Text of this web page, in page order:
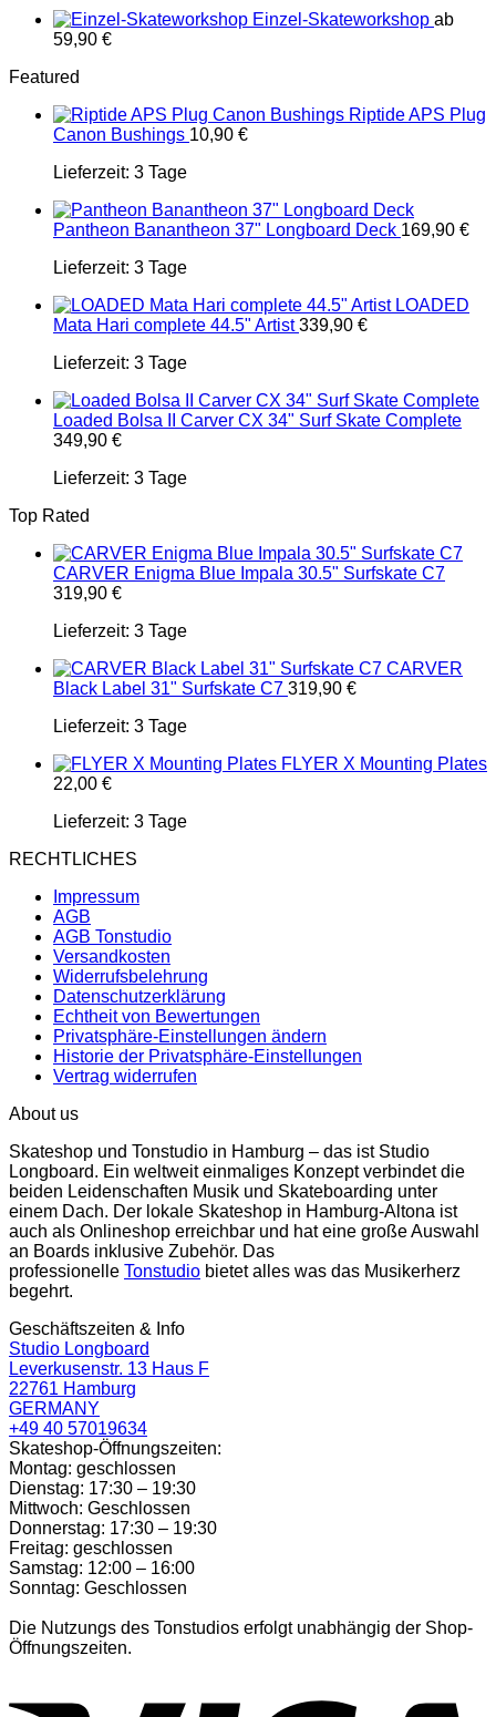
Einzel-Skateworkshop ab
59,90 €
Featured
Riptide APS Plug
Canon Bushings 10,90 €
Lieferzeit: 3 Tage
Pantheon Banantheon 37" Longboard Deck 169,90 €
Lieferzeit: 3 Tage
LOADED
Mata Hari complete 44.5" Artist 339,90 €
Lieferzeit: 3 Tage
Loaded Bolsa II Carver CX 34" Surf Skate Complete
349,90 €
Lieferzeit: 3 Tage
Top Rated
CARVER Enigma Blue Impala 30.5" Surfskate C7
319,90 €
Lieferzeit: 3 Tage
CARVER
Black Label 31" Surfskate C7 319,90 €
Lieferzeit: 3 Tage
FLYER X Mounting Plates
22,00 €
Lieferzeit: 3 Tage
RECHTLICHES
Impressum
AGB
AGB Tonstudio
Versandkosten
Widerrufsbelehrung
Datenschutzerklärung
Echtheit von Bewertungen
Privatsphäre-Einstellungen ändern
Historie der Privatsphäre-Einstellungen
Vertrag widerrufen
About us
Skateshop und Tonstudio in Hamburg – das ist Studio
Longboard. Ein weltweit einmaliges Konzept verbindet die
beiden Leidenschaften Musik und Skateboarding unter
einem Dach. Der lokale Skateshop in Hamburg-Altona ist
auch als Onlineshop erreichbar und hat eine große Auswahl
an Boards inklusive Zubehör. Das
professionelle Tonstudio bietet alles was das Musikerherz
begehrt.
Geschäftszeiten & Info
Studio Longboard
Leverkusenstr. 13 Haus F
22761 Hamburg
GERMANY
+49 40 57019634
Skateshop-Öffnungszeiten:
Montag: geschlossen
Dienstag: 17:30 – 19:30
Mittwoch: Geschlossen
Donnerstag: 17:30 – 19:30
Freitag: geschlossen
Samstag: 12:00 – 16:00
Sonntag: Geschlossen
Die Nutzungs des Tonstudios erfolgt unabhängig der Shop-
Öffnungszeiten.